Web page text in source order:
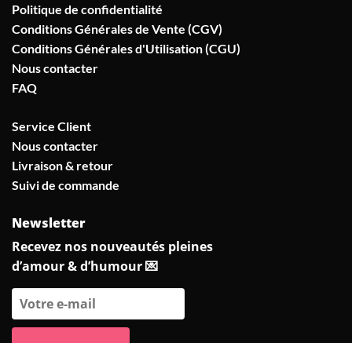
Politique de confidentialité
Conditions Générales de Vente (CGV)
Conditions Générales d'Utilisation (CGU)
Nous contacter
FAQ
Service Client
Nous contacter
Livraison & retour
Suivi de commande
Newsletter
Recevez nos nouveautés pleines
d’amour & d’humour 💌